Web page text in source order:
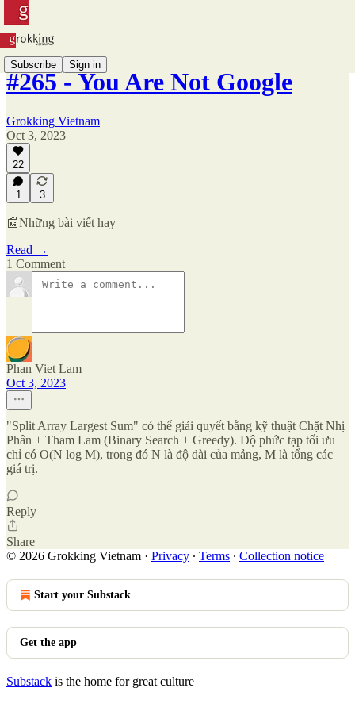
Subscribe Sign in
#265 - You Are Not Google
Grokking Vietnam
Oct 3, 2023
22
1 3
📰Những bài viết hay
Read →
1 Comment
Phan Viet Lam
Oct 3, 2023
"Split Array Largest Sum" có thể giải quyết bằng kỹ thuật Chặt Nhị
Phân + Tham Lam (Binary Search + Greedy). Độ phức tạp tối ưu
chỉ có O(N log M), trong đó N là độ dài của mảng, M là tổng các
giá trị.
Reply
Share
© 2026 Grokking Vietnam · Privacy ∙ Terms ∙ Collection notice
Start your Substack
Get the app
Substack is the home for great culture